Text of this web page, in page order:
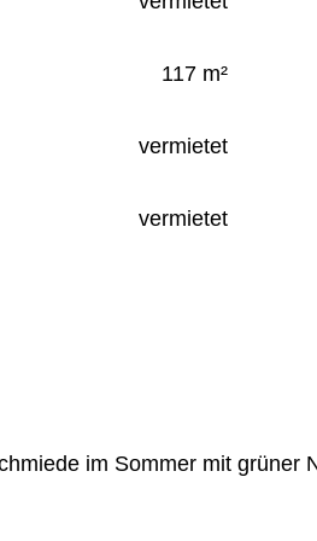
117 m²
vermietet
vermietet